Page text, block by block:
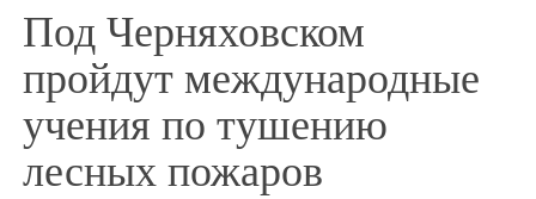
Под Черняховском
пройдут международные
учения по тушению
лесных пожаров